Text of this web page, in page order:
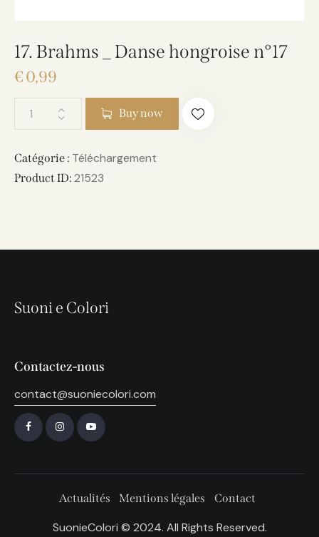
17. Brahms _ Danse hongroise n°17
€0,99
Buy now
Catégorie : Téléchargement
Product ID: 21523
Suoni e Colori
Contactez-nous
contact@suoniecolori.com
Actualités Mentions légales Contact
SuonieColori © 2024. All Rights Reserved.